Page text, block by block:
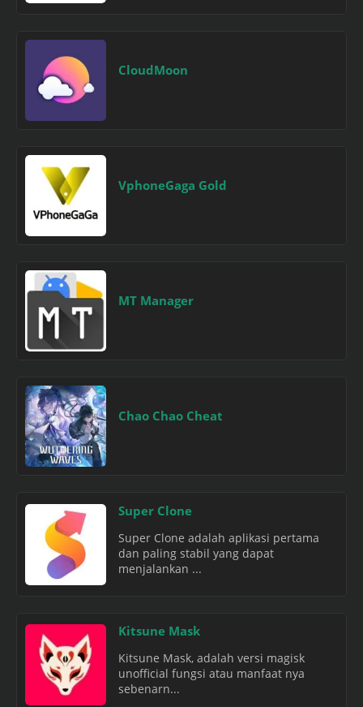
CloudMoon
VphoneGaga Gold
MT Manager
Chao Chao Cheat
Super Clone
Super Clone adalah aplikasi pertama
dan paling stabil yang dapat
menjalankan ...
Kitsune Mask
Kitsune Mask, adalah versi magisk
unofficial fungsi atau manfaat nya
sebenarn...